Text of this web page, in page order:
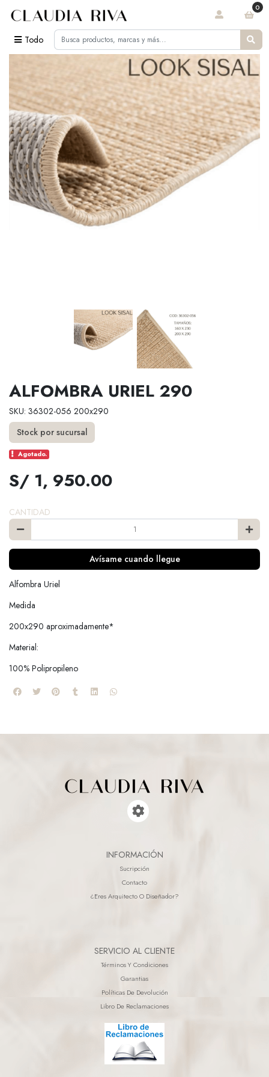
Todo
0
ALFOMBRA URIEL 290
SKU: 36302-056 200x290
Stock por sucursal
Agotado.
S/ 1, 950.00
CANTIDAD
Avísame cuando llegue
Alfombra Uriel
Medida
200x290 aproximadamente*
Material:
100% Polipropileno
INFORMACIÓN
Sucripción
Contacto
¿eres Arquitecto O Diseñador?
SERVICIO AL CLIENTE
Términos Y Condiciones
Garantias
Políticas De Devolución
Libro De Reclamaciones